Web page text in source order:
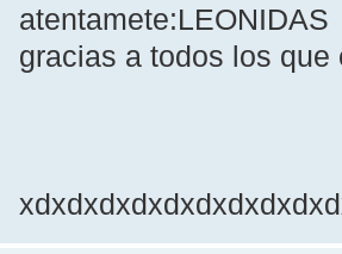
atentamete:LEONIDAS
gracias a todos los que